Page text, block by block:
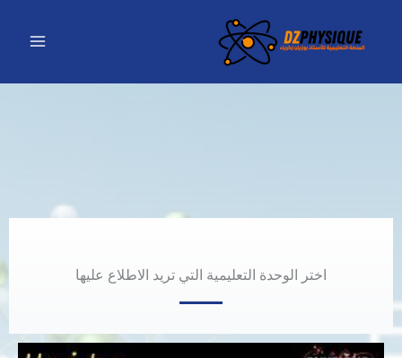
اختر الوحدة التعليمية التي تريد الاطلاع عليها